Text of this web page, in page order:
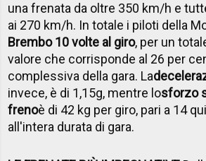
una frenata da oltre 350 km/h e
ai 270 km/h. In totale i piloti della
Brembo 10 volte al giro, per un
valore che corrisponde al 26 per
complessiva della gara. La
invece, è di 1,15g, mentre losforzo
frenoè di 42 kg per giro, pari a 14
all'intera durata di gara.